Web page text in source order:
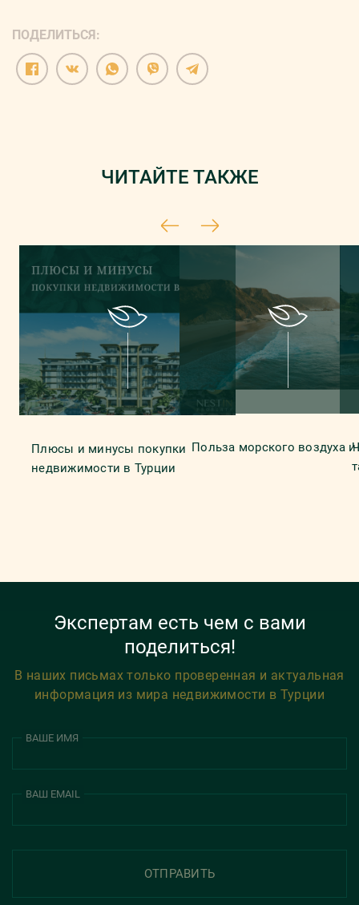
ПОДЕЛИТЬСЯ:
ЧИТАЙТЕ ТАКЖЕ
Плюсы и минусы покупки
недвижимости в Турции
Польза морского воздуха
Экспертам есть чем с вами
поделиться!
В наших письмах только проверенная и актуальная
информация из мира недвижимости в Турции
ВАШЕ ИМЯ
ВАШ EMAIL
ОТПРАВИТЬ